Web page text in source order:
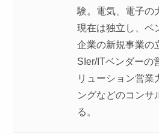
験。電気、電子の
現在は独立し、ベ
企業の新規事業の
SIer/ITベンダーの
リューション営業
ングなどのコンサ
る。